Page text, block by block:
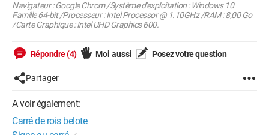
Navigateur : Google Chrom /Système d'exploitation : Windows 10
Famille 64-bit /Processeur : Intel Processor @ 1.10GHz /RAM : 8,00 Go
/Carte Graphique : Intel UHD Graphics 600.
Répondre (4) Moi aussi Posez votre question
Partager
A voir également:
Carré de rois belote